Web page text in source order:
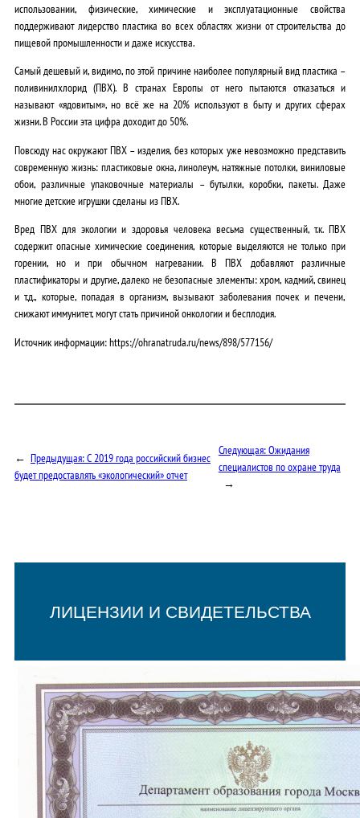
использовании, физические, химические и эксплуатационные свойства
поддерживают лидерство пластика во всех областях жизни от строительства до
пищевой промышленности и даже искусства.
Самый дешевый и, видимо, по этой причине наиболее популярный вид пластика –
поливинилхлорид (ПВХ). В странах Европы от него пытаются отказаться и
называют «ядовитым», но всё же на 20% используют в быту и других сферах
жизни. В России эта цифра доходит до 50%.
Повсюду нас окружают ПВХ – изделия, без которых уже невозможно представить
современную жизнь: пластиковые окна, линолеум, натяжные потолки, виниловые
обои, различные упаковочные материалы – бутылки, коробки, пакеты. Даже
многие детские игрушки сделаны из ПВХ.
Вред ПВХ для экологии и здоровья человека весьма существенный, т.к. ПВХ
содержит опасные химические соединения, которые выделяются не только при
горении, но и при обычном нагревании. В ПВХ добавляют различные
пластификаторы и другие, далеко не безопасные элементы: хром, кадмий, свинец
и т.д., которые, попадая в организм, вызывают заболевания почек и печени,
снижают иммунитет, могут стать причиной онкологии и бесплодия.
Источник информации: https://ohranatruda.ru/news/898/577156/
← Предыдущая:С 2019 года российский бизнес
будет предоставлять «экологический» отчет
Следующая:Ожидания
специалистов по охране труда
→
ЛИЦЕНЗИИ И СВИДЕТЕЛЬСТВА